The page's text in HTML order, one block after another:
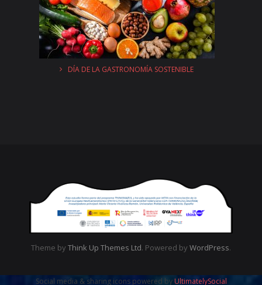
DÍA DE LA GASTRONOMÍA SOSTENIBLE
Theme by Think Up Themes Ltd. Powered by WordPress.
Social media & sharing icons powered by UltimatelySocial